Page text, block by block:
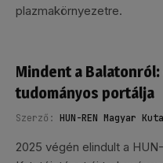
plazmakörnyezetre.
Mindent a
tudományos portálja
Szerző: HUN-REN Magyar
2025 végén elindult a